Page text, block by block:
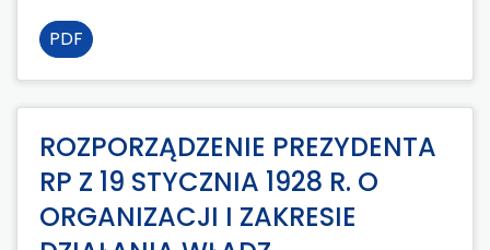
PDF
ROZPORZĄDZENIE PREZYDENTA
RP Z 19 STYCZNIA 1928 R. O
ORGANIZACJI I ZAKRESIE